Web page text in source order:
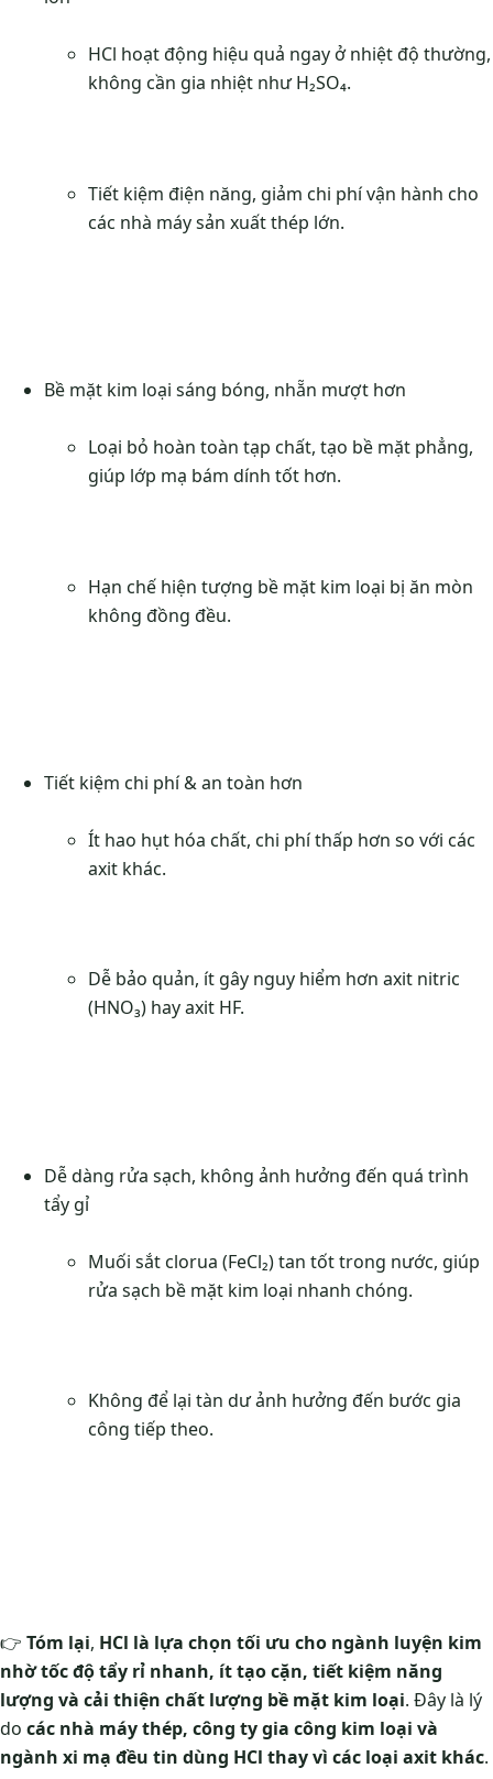
HCl hoạt động hiệu quả ngay ở nhiệt độ thường,
không cần gia nhiệt như H₂SO₄.
Tiết kiệm điện năng, giảm chi phí vận hành cho
các nhà máy sản xuất thép lớn.
Bề mặt kim loại sáng bóng, nhẵn mượt hơn
Loại bỏ hoàn toàn tạp chất, tạo bề mặt phẳng,
giúp lớp mạ bám dính tốt hơn.
Hạn chế hiện tượng bề mặt kim loại bị ăn mòn
không đồng đều.
Tiết kiệm chi phí & an toàn hơn
Ít hao hụt hóa chất, chi phí thấp hơn so với các
axit khác.
Dễ bảo quản, ít gây nguy hiểm hơn axit nitric
(HNO₃) hay axit HF.
Dễ dàng rửa sạch, không ảnh hưởng đến quá trình
tẩy gỉ
Muối sắt clorua (FeCl₂) tan tốt trong nước, giúp
rửa sạch bề mặt kim loại nhanh chóng.
Không để lại tàn dư ảnh hưởng đến bước gia
công tiếp theo.
👉 Tóm lại, HCl là lựa chọn tối ưu cho ngành luyện kim
nhờ tốc độ tẩy rỉ nhanh, ít tạo cặn, tiết kiệm năng
lượng và cải thiện chất lượng bề mặt kim loại. Đây là lý
do các nhà máy thép, công ty gia công kim loại và
ngành xi mạ đều tin dùng HCl thay vì các loại axit khác.